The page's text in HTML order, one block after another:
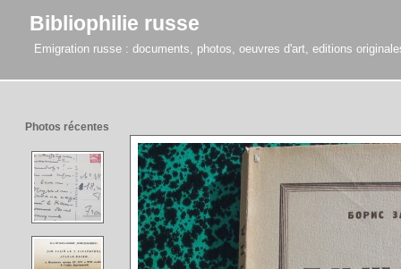
Bibliophilie russe
Emigration russe : documents, photos, oeuvres d'art, editions
Photos récentes